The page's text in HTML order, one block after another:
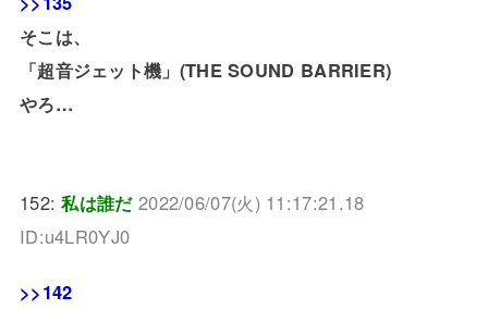
そこは、
「超音ジェット機」(THE SOUND BARRIER)
やろ…
152:私は誰だ 2022/06/07(火) 11:17:21.18
ID:u4LR0YJ0
>>142